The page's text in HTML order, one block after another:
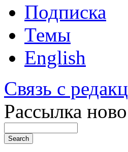
Подписка
Темы
English
Связь с
Рассылка